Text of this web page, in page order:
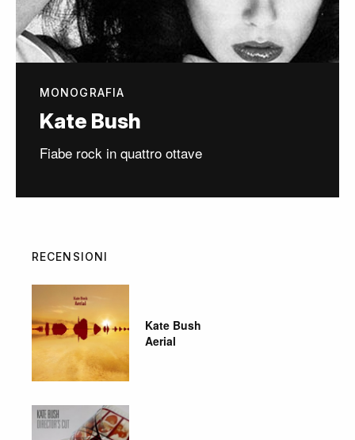
MONOGRAFIA
Kate Bush
Fiabe rock in quattro ottave
RECENSIONI
Kate Bush
Aerial